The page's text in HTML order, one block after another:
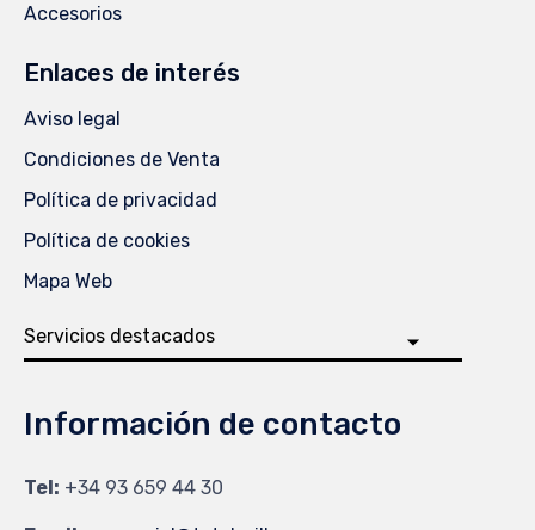
Accesorios
Enlaces de interés
Aviso legal
Condiciones de Venta
Política de privacidad
Política de cookies
Mapa Web
Información de contacto
Tel: +34 93 659 44 30